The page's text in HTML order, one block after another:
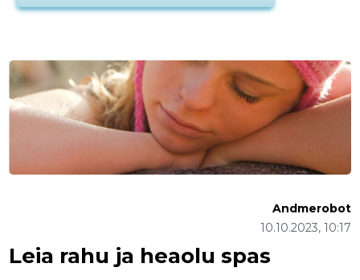
Leia rahu ja heaolu spas
10.10.2023, 10:17
Andmerobot